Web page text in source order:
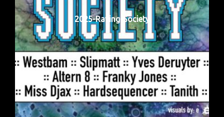
2025-Raving-Society